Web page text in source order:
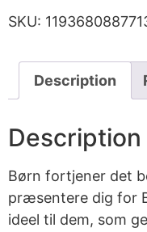
SKU:
Description
Description
Børn fortjener det
præsentere dig for
ideel til dem, som